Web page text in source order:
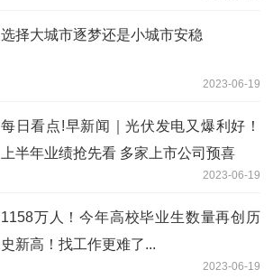
选择大城市逐梦还是小城市安稳
2023-06-19
每日看点!早新闻｜光伏发电又爆利好！
上半年业绩抢先看 多家上市公司预喜
2023-06-19
1158万人！今年高校毕业生数量再创历
史新高！找工作更难了...
2023-06-19